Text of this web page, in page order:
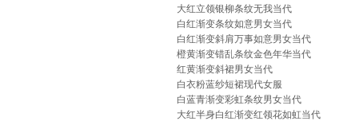
大红立领银柳条纹无我当代
白红渐变条纹如意男女当代
白红渐变斜肩万事如意男女当代
橙黄渐变错乱条纹金色年华当代
红黄渐变斜裙男女当代
白衣粉蓝纱短裙现代女服
白蓝青渐变彩虹条纹男女当代
大红半身白红渐变红领花如虹当代